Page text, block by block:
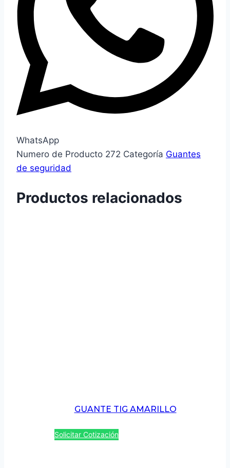
WhatsApp
Numero de Producto 272 Categoría Guantes
de seguridad
Productos relacionados
GUANTE TIG AMARILLO
Solicitar Cotización